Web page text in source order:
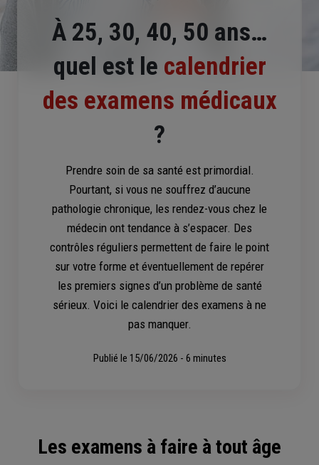
À 25, 30, 40, 50 ans…
quel est le calendrier
des examens médicaux
?
Prendre soin de sa santé est primordial.
Pourtant, si vous ne souffrez d’aucune
pathologie chronique, les rendez-vous chez le
médecin ont tendance à s’espacer. Des
contrôles réguliers permettent de faire le point
sur votre forme et éventuellement de repérer
les premiers signes d’un problème de santé
sérieux. Voici le calendrier des examens à ne
pas manquer.
Publié le 15/06/2026 - 6 minutes
Les examens à faire à tout âge